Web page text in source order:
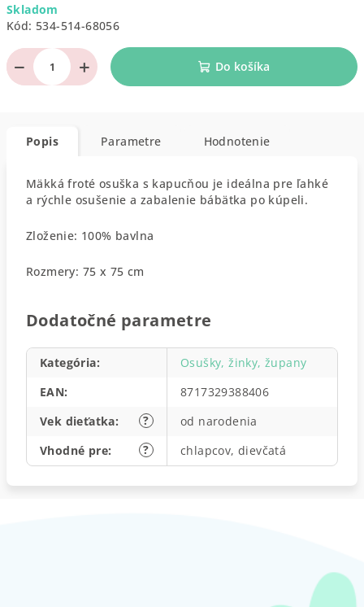
cena:
Skladom
Kód: 534-514-68056
+
− Do košíka
Popis Parametre Hodnotenie
Mäkká froté osuška s kapucňou je ideálna pre ľahké
a rýchle osušenie a zabalenie bábätka po kúpeli.
Zloženie: 100% bavlna
Rozmery: 75 x 75 cm
Dodatočné parametre
Kategória:
Osušky, žinky, župany
EAN:
8717329388406
?
Vek dieťatka:
od narodenia
?
Vhodné pre: chlapcov, dievčatá